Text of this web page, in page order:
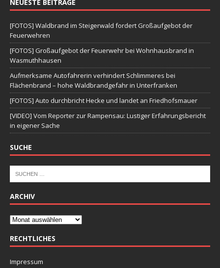
NEUESTE BEITRÄGE
[FOTOS] Waldbrand im Steigerwald fordert Großaufgebot der
Feuerwehren
[FOTOS] Großaufgebot der Feuerwehr bei Wohnhausbrand in
Wasmuthhausen
Aufmerksame Autofahrerin verhindert Schlimmeres bei
Flächenbrand – hohe Waldbrandgefahr in Unterfranken
[FOTOS] Auto durchbricht Hecke und landet an Friedhofsmauer
[VIDEO] Vom Reporter zur Rampensau: Lustiger Erfahrungsbericht
in eigener Sache
SUCHE
ARCHIV
RECHTLICHES
Impressum